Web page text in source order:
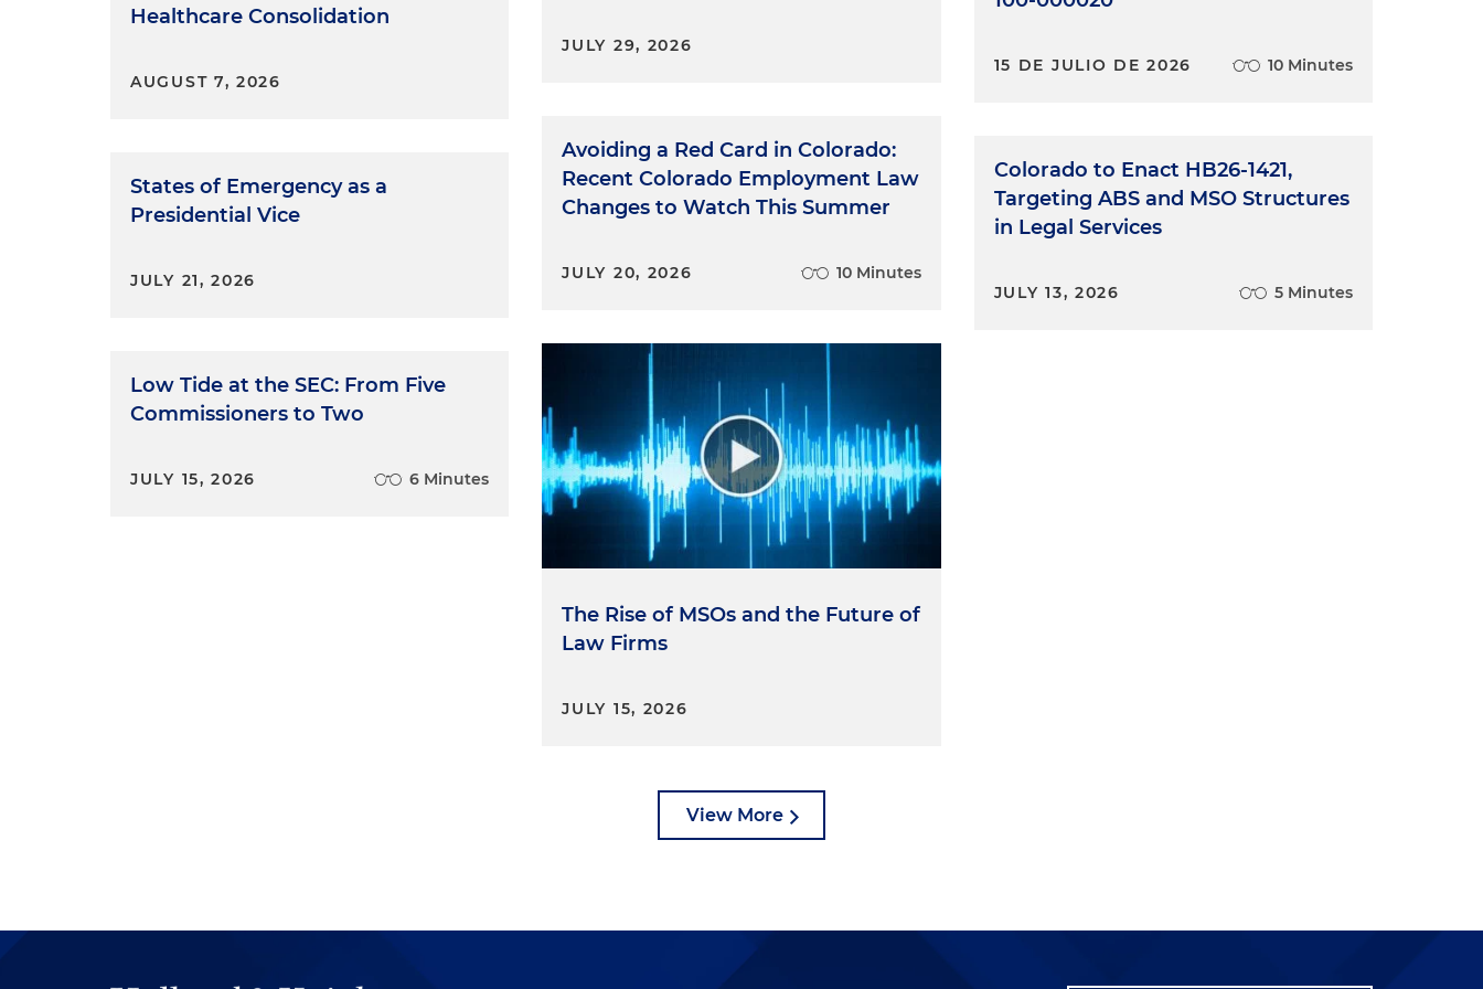
Bueno, en realidad esta norma entra a complementar lo que es
el Estatuto del Consumidor y trae algunos elementos que son interesantes. El
refuerzo de los derechos del consumidor para generar mayor confianza en los
consumidores de lo que es el comercio a través de plataformas digitales. También
trae la definición de portal de contacto que es diferente a lo que uno intuitivamente
regulaciones para el sistema FinTech o las empresas FinTech.
quienes tienen plataformas transaccionales, prestan servicios FinTech, pero además
para consumidores.
Sí, exactamente. Esta norma es a la que todas las personas que
vendan al por menor a través de plataformas digitales directamente a consumidores,
tienen que ponerle especial atención. Y en el caso de quienes somos consumidores
también, porque vamos a ver nuevos derechos, como por ejemplo, el derecho en el
caso de los FinTech de que no sean informados los costos a los que estamos
accediendo en este tipo de tecnologías y a su vez, pues en el caso de las empresas,
el papel de la SIC frente a todos los derechos de los consumidores y pues el conocer
implicaciones para todos los colombianos. Gracias por acompañarnos y hasta un
Healthcare Consolidation
AUGUST 7, 2026
States of Emergency as a
Presidential Vice
JULY 21, 2026
Low Tide at the SEC: From Five
Commissioners to Two
JULY 15, 2026 6 Minutes
JULY 29, 2026
Avoiding a Red Card in Colorado:
Recent Colorado Employment Law
Changes to Watch This Summer
JULY 20, 2026 10 Minutes
The Rise of MSOs and the Future of
Law Firms
JULY 15, 2026
15 DE JULIO DE 2026 10 Minutes
Colorado to Enact HB26-1421,
Targeting ABS and MSO Structures
in Legal Services
JULY 13, 2026 5 Minutes
View More